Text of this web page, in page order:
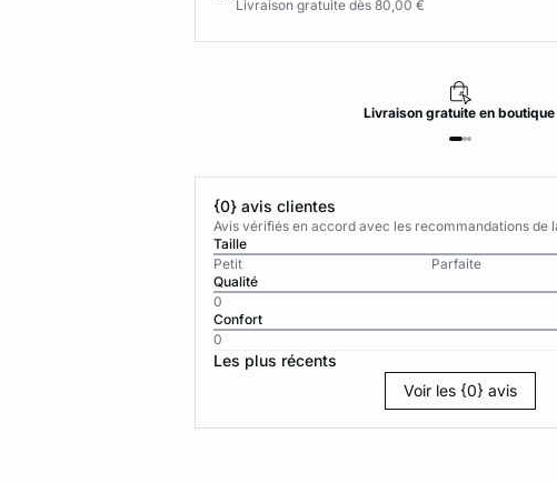
Livraison gratuite dès 80,00 €
Livraison gratuite en boutique
{0} avis clientes
Avis vérifiés en accord avec les recommandations de
Taille
Petit
Parfaite
Qualité
0
Confort
0
Les plus récents
Voir les {0} avis